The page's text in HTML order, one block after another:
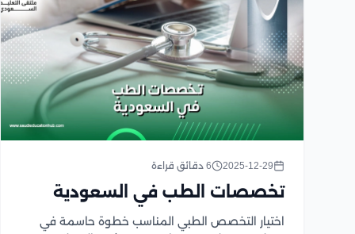
2025-12-29 6 دقائق قراءة
تخصصات الطب في السعودية
اختيار التخصص الطبي المناسب خطوة حاسمة في